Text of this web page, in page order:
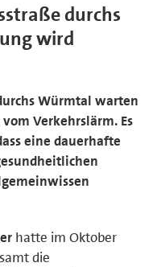
durchs
wird
Würmtal warten
Verkehrslärm. Es
eine dauerhafte
hatte im Oktober
die